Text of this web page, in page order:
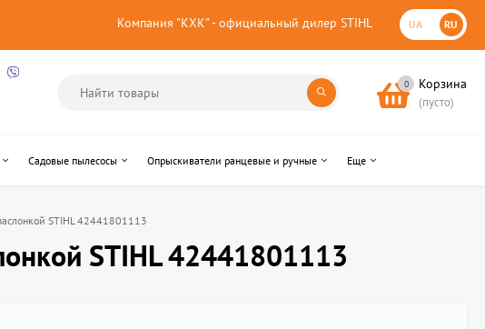
Компания "КХК" - официальный дилер STIHL UA RU
0 Корзина
(пусто)
Садовые пылесосы Опрыскиватели ранцевые и ручные Еще
STIHL 42441801113
STIHL 42441801113